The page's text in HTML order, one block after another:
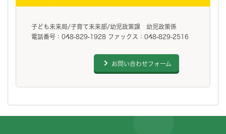
子ども未来局/子育て未来部/幼児政策課 幼児政策係
電話番号：048-829-1928 ファックス：048-829-2516
お問い合わせフォーム